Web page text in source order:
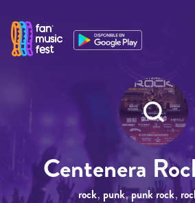
Centenera
rock, punk,punk rock,